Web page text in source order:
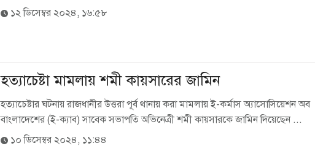
১২ ডিসেম্বর ২০২৪, ১৬:৫৮
হত্যাচেষ্টা মামলায় শমী কায়সারের জামিন
হত্যাচেষ্টার ঘটনায় রাজধানীর উত্তরা পূর্ব থানায় করা মামলায় ই-কর্মাস অ্যাসোসিয়েশন অব
বাংলাদেশের (ই-ক্যাব) সাবেক সভাপতি অভিনেত্রী শমী কায়সারকে জামিন দিয়েছেন ...
১০ ডিসেম্বর ২০২৪, ১১:৪৪